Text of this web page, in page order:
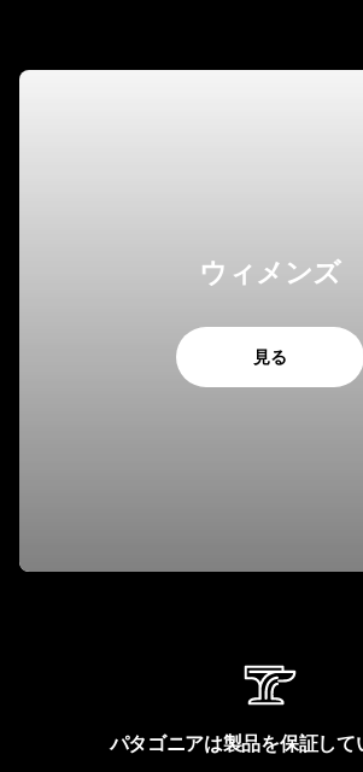
ウィメンズ
見る
パタゴニアは製品を保証して